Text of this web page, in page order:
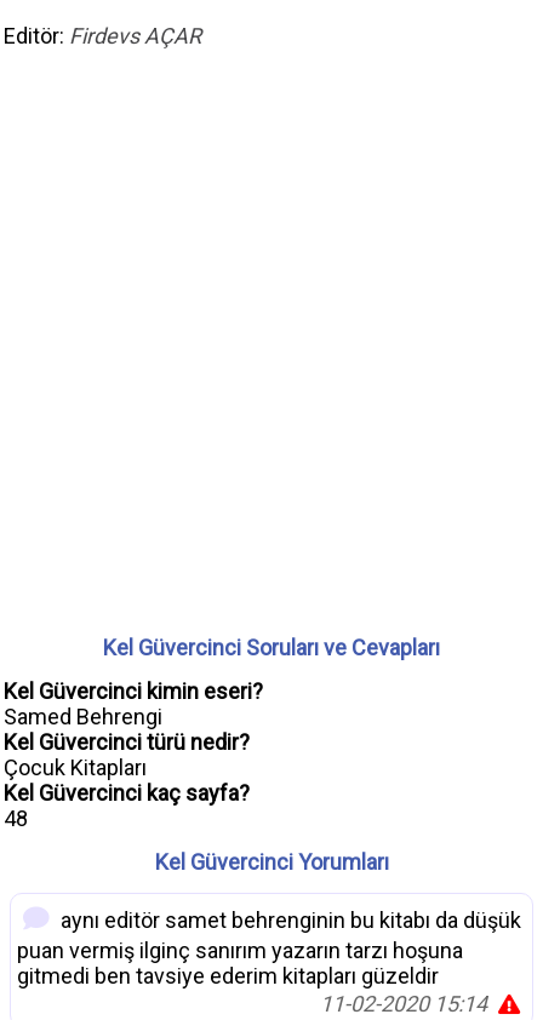
Editör: Firdevs AÇAR
Kel Güvercinci Soruları ve Cevapları
Kel Güvercinci kimin eseri?
Samed Behrengi
Kel Güvercinci türü nedir?
Çocuk Kitapları
Kel Güvercinci kaç sayfa?
48
Kel Güvercinci Yorumları
aynı editör samet behrenginin bu kitabı da düşük
puan vermiş ilginç sanırım yazarın tarzı hoşuna
gitmedi ben tavsiye ederim kitapları güzeldir
11-02-2020 15:14